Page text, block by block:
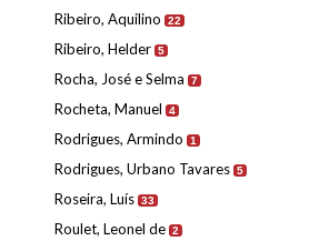
Ribeiro, Aquilino 22
Ribeiro, Helder 5
Rocha, José e Selma 7
Rocheta, Manuel 4
Rodrigues, Armindo 1
Rodrigues, Urbano Tavares 5
Roseira, Luís 33
Roulet, Leonel de 2